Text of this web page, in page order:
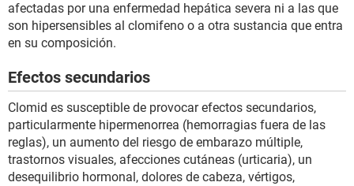
afectadas por una enfermedad hepática severa ni a las que
son hipersensibles al clomifeno o a otra sustancia que entra
en su composición.
Efectos secundarios
Clomid es susceptible de provocar efectos secundarios,
particularmente hipermenorrea (hemorragias fuera de las
reglas), un aumento del riesgo de embarazo múltiple,
trastornos visuales, afecciones cutáneas (urticaria), un
desequilibrio hormonal, dolores de cabeza, vértigos,